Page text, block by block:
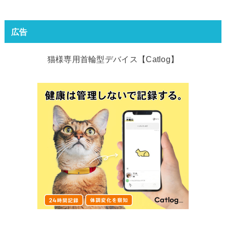
広告
猫様専用首輪型デバイス【Catlog】